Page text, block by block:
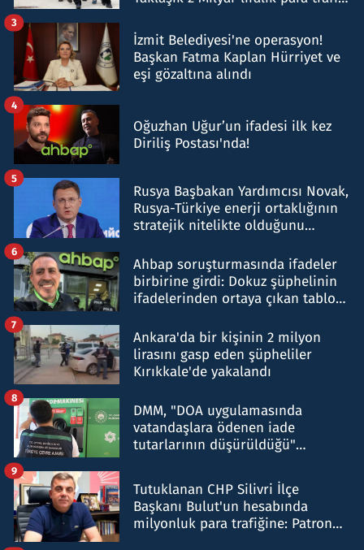
İzmit Belediyesi'ne operasyon!
Başkan Fatma Kaplan Hürriyet ve
eşi gözaltına alındı
3
Oğuzhan Uğur’un ifadesi ilk kez
Diriliş Postası'nda!
4
Rusya Başbakan Yardımcısı Novak,
Rusya-Türkiye enerji ortaklığının
stratejik nitelikte olduğunu
5
Ahbap soruşturmasında ifadeler
birbirine girdi: Dokuz şüphelinin
ifadelerinden ortaya çıkan tablo
6
Ankara'da bir kişinin 2 milyon
lirasını gasp eden şüpheliler
Kırıkkale'de yakalandı
7
DMM, "DOA uygulamasında
vatandaşlara ödenen iade
tutarlarının düşürüldüğü"
8
Tutuklanan CHP Silivri İlçe
Başkanı Bulut'un hesabında
milyonluk para trafiğine: Patron
9